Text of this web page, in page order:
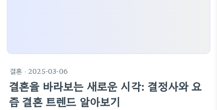
결혼 · 2025-03-06
결혼을 바라보는 새로운 시각: 결정사와 요
즘 결혼 트렌드 알아보기